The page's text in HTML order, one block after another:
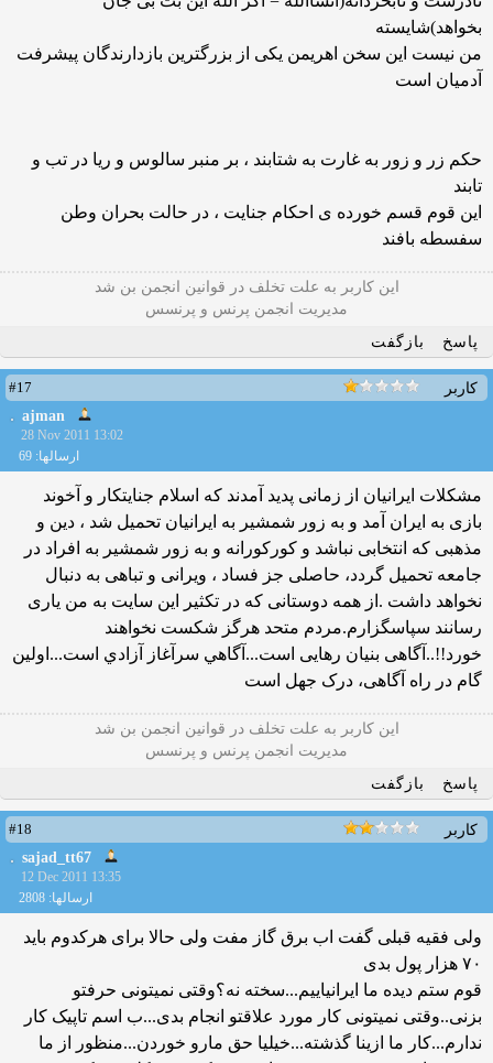
بخواهد)شایسته
من نيست این سخن اهریمن یکی از بزرگترین بازدارندگان پیشرفت
آدمیان است
حکم زر و زور به غارت به شتابند ، بر منبر سالوس و ریا در تب و
تابند
این قوم قسم خورده ی احکام جنایت ، در حالت بحران وطن
سفسطه بافند
این كاربر به علت تخلف در قوانین انجمن بن شد
مدیریت انجمن پرنس و پرنسس
پاسخ
بازگفت
کاربر
#17
ajman
28 Nov 2011 13:02
ارسالها: 69
مشکلات ایرانیان از زمانی پدید آمدند که اسلام جنایتکار و آخوند
بازی به ایران آمد و به زور شمشیر به ایرانیان تحمیل شد ، دین و
مذهبی که انتخابی نباشد و کورکورانه و به زور شمشیر به افراد در
جامعه تحمیل گردد، حاصلی جز فساد ، ویرانی و تباهی به دنبال
نخواهد داشت .از همه دوستانی که در تکثیر این سایت به من یاری
رسانند سپاسگزارم.مردم متحد هرگز شکست نخواهند
خورد!!..آگاهی بنیان رهایی است...آگاهي سرآغاز آزادي است...اولین
گام در راه آگاهى، درک جهل است
این كاربر به علت تخلف در قوانین انجمن بن شد
مدیریت انجمن پرنس و پرنسس
پاسخ
بازگفت
کاربر
#18
sajad_tt67
12 Dec 2011 13:35
ارسالها: 2808
ولی فقیه قبلی گفت اب برق گاز مفت ولی حالا برای هرکدوم باید
۷۰ هزار پول بدی
قوم ستم دیده ما ایرانیاییم...سخته نه؟وقتی نمیتونی حرفتو
بزنی..وقتی نمیتونی کار مورد علاقتو انجام بدی...ب اسم تاپیک کار
ندارم...کار ما ازینا گذشته...خیلیا حق مارو خوردن...منظور از ما